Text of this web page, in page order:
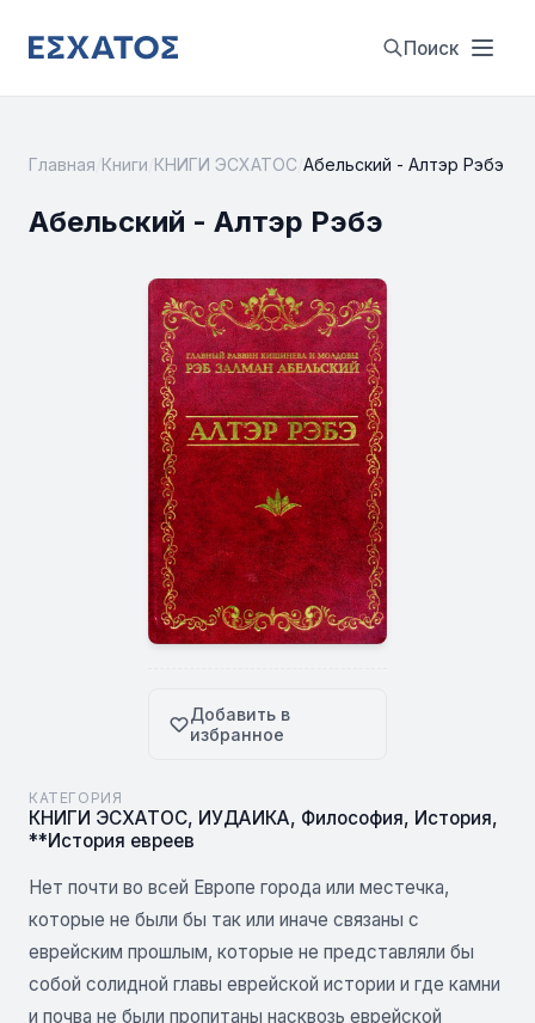
Поиск
Главная Книги КНИГИ ЭСХАТОС Абельский - Алтэр Рэбэ
Абельский - Алтэр Рэбэ
Добавить в
избранное
КАТЕГОРИЯ
КНИГИ ЭСХАТОС, ИУДАИКА, Философия, История,
**История евреев
Нет почти во всей Европе города или местечка,
которые не были бы так или иначе связаны с
еврейским прошлым, которые не представляли бы
собой солидной главы еврейской истории и где камни
и почва не были пропитаны насквозь еврейской